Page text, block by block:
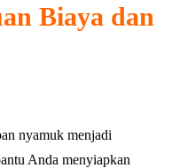
Biaya dan
nyamuk menjadi
Anda menyiapkan